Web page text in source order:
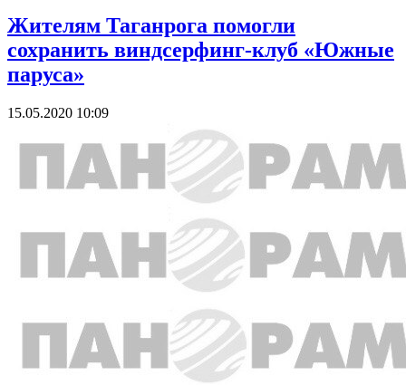
Жителям Таганрога помогли
сохранить виндсерфинг-клуб «Южные
паруса»
15.05.2020 10:09